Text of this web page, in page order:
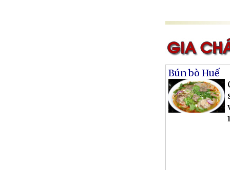
Bún bò Huế